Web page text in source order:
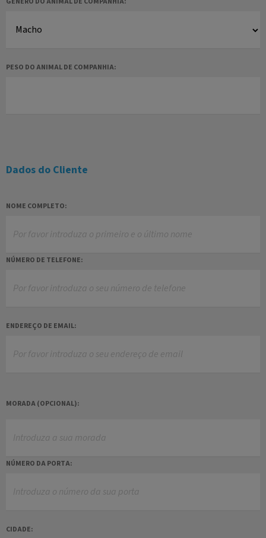
PESO DO ANIMAL DE COMPANHIA:
Dados do Cliente
NOME COMPLETO:
NÚMERO DE TELEFONE:
ENDEREÇO DE EMAIL:
MORADA (OPCIONAL):
NÚMERO DA PORTA:
CIDADE: